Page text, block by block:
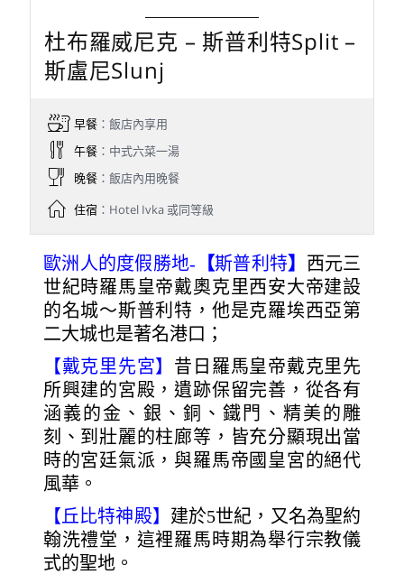
杜布羅威尼克 – 斯普利特Split –
斯盧尼Slunj
早餐：飯店內享用
午餐：中式六菜一湯
晚餐：飯店內用晚餐
住宿：Hotel Ivka 或同等級
歐洲人的度假勝地- 【斯普利特】
西元三
世紀時羅馬皇帝戴奧克里西安大帝建設
的名城～斯普利特，他是克羅埃西亞第
二大城也是著名港口；
【戴克里先宮】 昔日羅馬皇帝戴克里先
所興建的宮殿，遺跡保留完善，從各有
涵義的金、銀、銅、鐵門、精美的雕
刻、到壯麗的柱廊等，皆充分顯現出當
時的宮廷氣派，與羅馬帝國皇宮的絕代
風華。
【丘比特神殿】 建於5世紀，又名為聖約
翰洗禮堂，這裡羅馬時期為舉行宗教儀
式的聖地。